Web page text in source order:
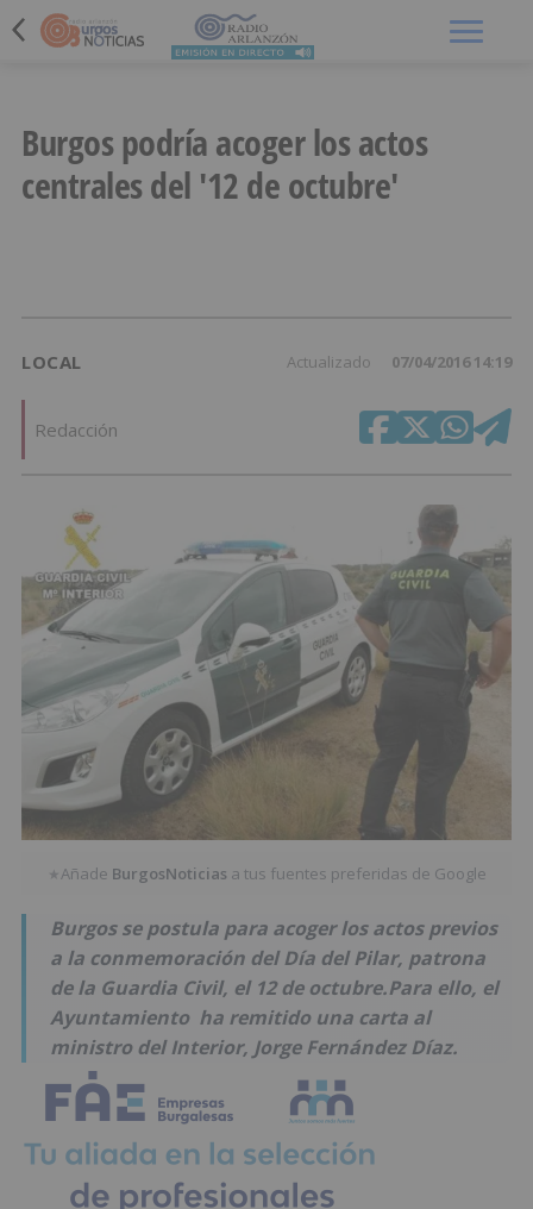
Burgos podría acoger los actos
centrales del '12 de octubre'
LOCAL Actualizado 07/04/2016 14:19
Redacción
★Añade BurgosNoticias a tus fuentes preferidas de Google
Burgos se postula para acoger los actos previos
a la conmemoración del Día del Pilar, patrona
de la Guardia Civil, el 12 de octubre.Para ello, el
Ayuntamiento ha remitido una carta al
ministro del Interior, Jorge Fernández Díaz.